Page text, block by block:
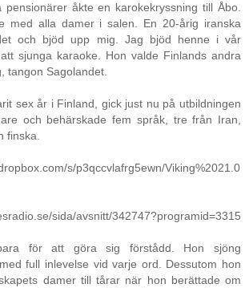
pensionärer åkte en karokekryssning till Åbo.
med alla damer i salen. En 20-årig iranska
och bjöd upp mig. Jag bjöd henne i vår
sjunga karaoke. Hon valde Finlands andra
tangon Sagolandet.
sex år i Finland, gick just nu på utbildningen
och behärskade fem språk, tre från Iran,
finska.
s/p3qccvlafrg5ewn/Viking%2021.0
sida/avsnitt/342747?programid=3315
för att göra sig förstådd. Hon sjöng
full inlevelse vid varje ord. Dessutom hon
damer till tårar när hon berättade om